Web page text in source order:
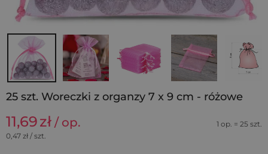
25 szt. Woreczki z organzy 7 x 9 cm - różowe
11,69zł / op.
1 op. = 25 szt.
0,47 zł / szt.